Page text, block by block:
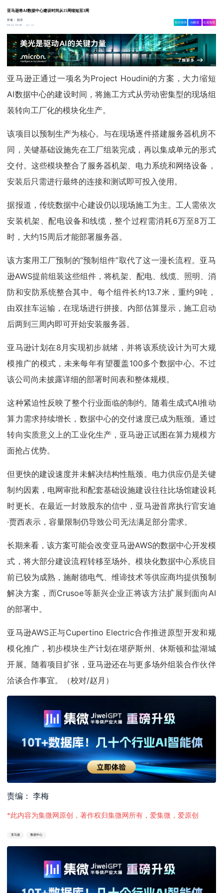
亚马逊将AI数据中心建设时间从15周缩短至3周
作者：孙乐
04-22 10:40
1.4w
相关舆情 AI解读 生成海报
亚马逊正通过一项名为Project Houdini的方案，大力缩短
AI数据中心的建设时间，将施工方式从劳动密集型的现场组
装转向工厂化的模块化生产。
该项目以预制生产为核心。与在现场逐件搭建服务器机房不
同，关键基础设施先在工厂组装完成，再以集成单元的形式
交付。这些模块整合了服务器机架、电力系统和网络设备，
安装后只需进行最终的连接和测试即可投入使用。
据报道，传统数据中心建设仍以现场施工为主。工人需依次
安装机架、配电设备和线缆，整个过程需消耗6万至8万工
时，大约15周后才能部署服务器。
该方案用工厂预制的“预制组件”取代了这一漫长流程。亚马
逊AWS提前组装这些组件，将机架、配电、线缆、照明、消
防和安防系统整合其中。每个组件长约13.7米，重约9吨，
由双挂车运输，在现场进行拼接。内部估算显示，施工启动
后两到三周内即可开始安装服务器。
亚马逊计划在8月实现初步就绪，并将该系统设计为可大规
模推广的模式，未来每年有望覆盖100多个数据中心。不过
该公司尚未披露详细的部署时间表和整体规模。
这种紧迫性反映了整个行业面临的制约。随着生成式AI推动
算力需求持续增长，数据中心的交付速度已成为瓶颈。通过
转向实质意义上的工业化生产，亚马逊正试图在算力规模方
面抢占优势。
但更快的建设速度并未解决结构性瓶颈。电力供应仍是关键
制约因素，电网审批和配套基础设施建设往往比场馆建设耗
时更长。在最近一封致股东的信中，亚马逊首席执行官安迪
·贾西表示，容量限制仍导致公司无法满足部分需求。
长期来看，该方案可能会改变亚马逊AWS的数据中心开发模
式，将大部分建设流程转移至场外。模块化数据中心系统目
前已较为成熟，施耐德电气、维谛技术等供应商均提供预制
解决方案，而Crusoe等新兴企业正将该方法扩展到面向AI
的部署中。
亚马逊AWS正与Cupertino Electric合作推进原型开发和规
模化推广，初步模块生产计划在堪萨斯州、休斯顿和盐湖城
开展。随着项目扩张，亚马逊还在与更多场外组装合作伙伴
洽谈合作事宜。（校对/赵月）
责编： 李梅
*此内容为集微网原创，著作权归集微网所有，爱集微，爱原创
亚马逊 数据中心